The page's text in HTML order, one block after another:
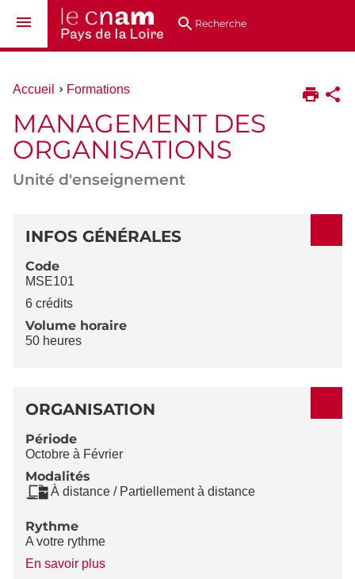
au
directsRecherche
Vous
ici :
Accueil Formations
MANAGEMENT DES
ORGANISATIONS
Unité d'enseignement
DÉTAILS
INFOS GÉNÉRALES
Code
MSE101
6 crédits
Volume horaire
50 heures
ORGANISATION
Période
Octobre à Février
Modalités
À distance / Partiellement à distance
Rythme
A votre rythme
En savoir plusà